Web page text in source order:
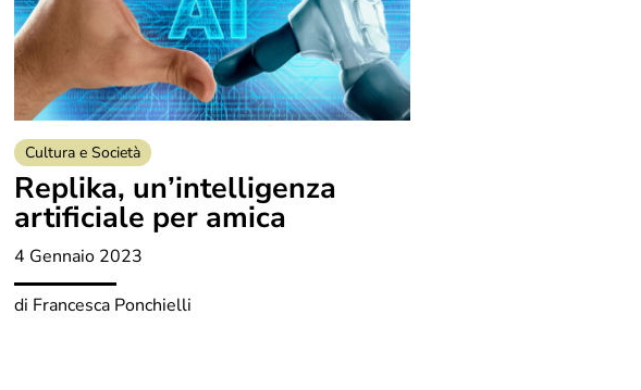
Cultura e Società
Replika, un’intelligenza
artificiale per amica
4 Gennaio 2023
di Francesca Ponchielli